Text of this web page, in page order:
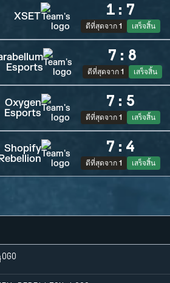
XSET 1 : 7
ดีที่สุดจาก 1 เสร็จสิ้น
Esports
7 : 8
ดีที่สุดจาก 1 เสร็จสิ้น
Oxygen
Esports
7 : 5
ดีที่สุดจาก 1 เสร็จสิ้น
Shopify
7 : 4
ดีที่สุดจาก 1 เสร็จสิ้น